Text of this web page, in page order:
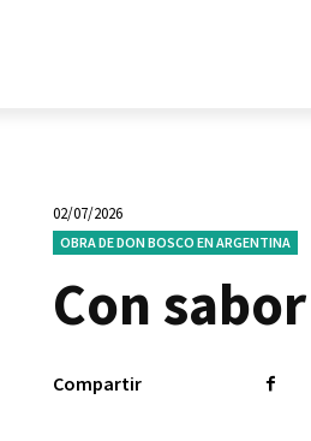
02/07/2026
OBRA DE DON BOSCO EN ARGENTINA
Con
Compartir